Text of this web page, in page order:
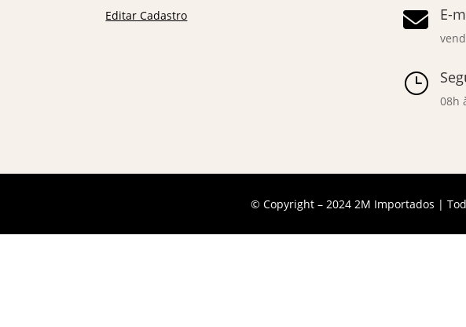
Editar Cadastro
 E-
}
08h
© Copyright – 2024 2M Importados |